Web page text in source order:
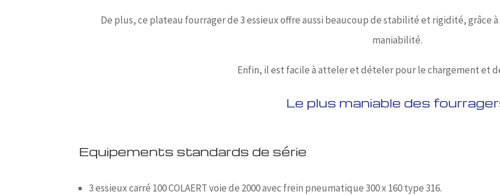
De plus, ce plateau fourrager de 3 essieux offre aussi beaucoup de stabilité et rigidité, grâce
maniabilité.
Enfin, il est facile à atteler et dételer pour le chargement et
Le plus maniable des
Equipements standards de série
3 essieux carré 100 COLAERT voie de 2000 avec frein pneumatique 300 x 160 type 316.